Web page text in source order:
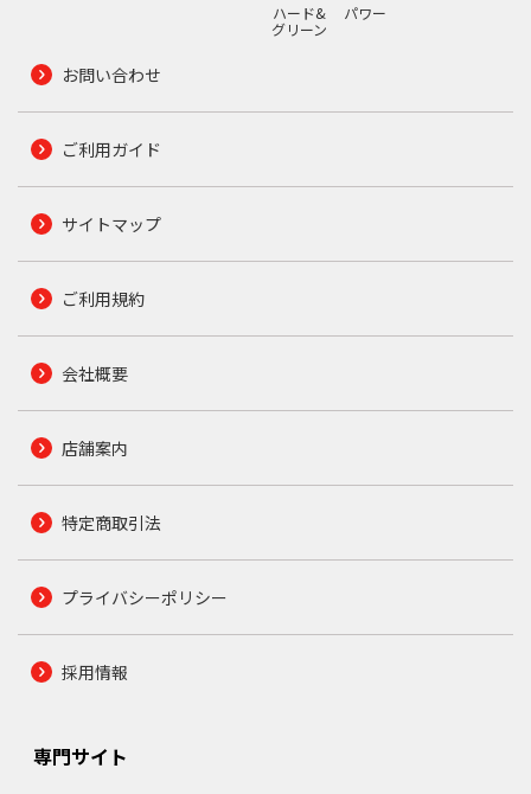
ハード&
グリーン
パワー
お問い合わせ
ご利用ガイド
サイトマップ
ご利用規約
会社概要
店舗案内
特定商取引法
プライバシーポリシー
採用情報
専門サイト